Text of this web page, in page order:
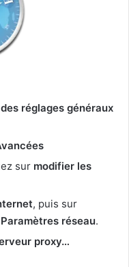
réglages généraux
sur modifier les
, puis sur
Paramètres réseau.
proxy…